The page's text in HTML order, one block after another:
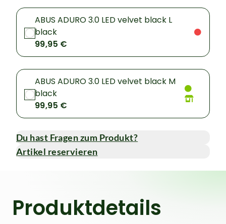
ABUS ADURO 3.0 LED velvet black L
black
99,95 €
ABUS ADURO 3.0 LED velvet black M
black
99,95 €
Du hast Fragen zum Produkt?
Artikel reservieren
Produktdetails